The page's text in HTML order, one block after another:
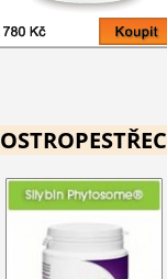
OSTROPESTŘEC